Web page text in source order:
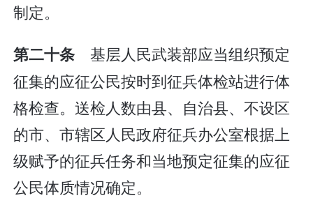
制定。
第二十条 基层人民武装部应当组织预定
征集的应征公民按时到征兵体检站进行体
格检查。送检人数由县、自治县、不设区
的市、市辖区人民政府征兵办公室根据上
级赋予的征兵任务和当地预定征集的应征
公民体质情况确定。